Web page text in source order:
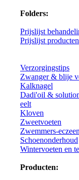
Folders:
Prijslijst
Prijslijst
Verzorgingstips
Zwanger & blije
Kalknagel
Dadi'oil &
eelt
Kloven
Zweetvoeten
Zwemmers-
Schoenonderhoud
Wintervoeten en
Producten: